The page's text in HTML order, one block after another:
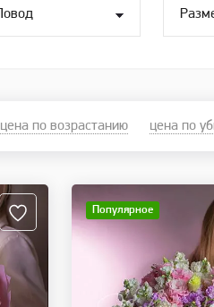
Повод
цена по возрастанию цена по
Популярное